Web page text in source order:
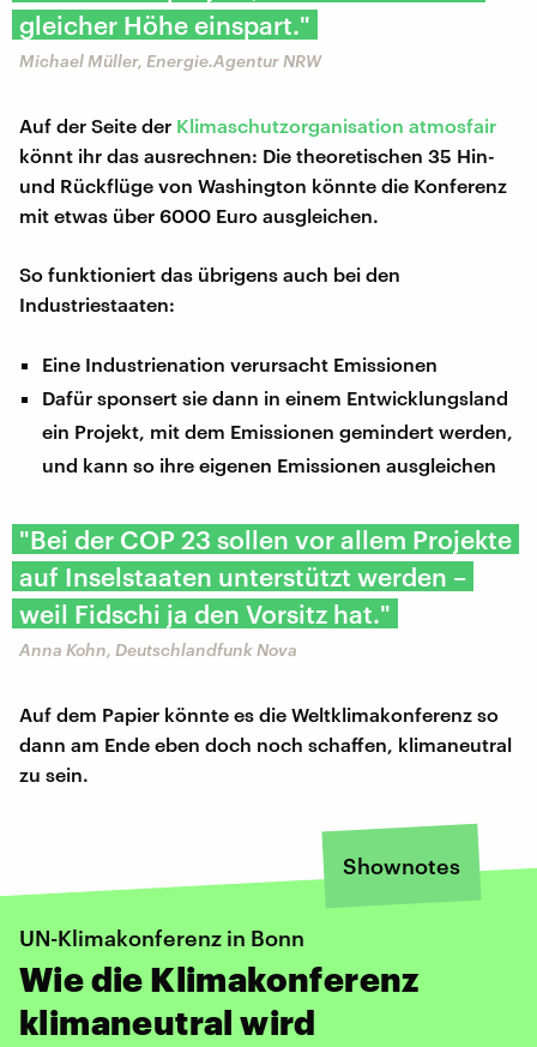
gleicher Höhe einspart."
Michael Müller, Energie.Agentur NRW
Auf der Seite der Klimaschutzorganisation atmosfair
könnt ihr das ausrechnen: Die theoretischen 35 Hin-
und Rückflüge von Washington könnte die Konferenz
mit etwas über 6000 Euro ausgleichen.
So funktioniert das übrigens auch bei den
Industriestaaten:
Eine Industrienation verursacht Emissionen
Dafür sponsert sie dann in einem Entwicklungsland
ein Projekt, mit dem Emissionen gemindert werden,
und kann so ihre eigenen Emissionen ausgleichen
"Bei der COP 23 sollen vor allem Projekte
auf Inselstaaten unterstützt werden –
weil Fidschi ja den Vorsitz hat."
Anna Kohn, Deutschlandfunk Nova
Auf dem Papier könnte es die Weltklimakonferenz so
dann am Ende eben doch noch schaffen, klimaneutral
zu sein.
Shownotes
UN-Klimakonferenz in Bonn
Wie die Klimakonferenz
klimaneutral wird